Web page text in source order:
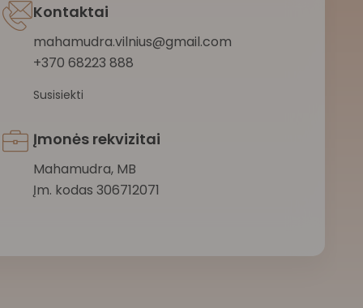
Kontaktai
mahamudra.vilnius@gmail.com
+370 68223 888
Susisiekti
Įmonės rekvizitai
Mahamudra, MB
Įm. kodas 306712071